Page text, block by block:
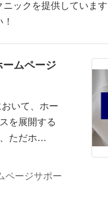
ックを提供していま
ムページ
いて、ホー
を展開する
、ただホ…
ページサポー